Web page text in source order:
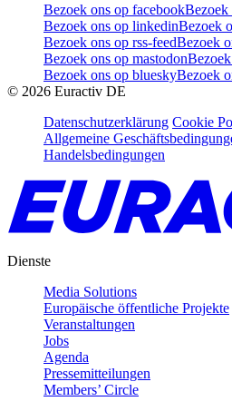
Bezoek ons op facebookBezoek
Bezoek ons op linkedinBezoek
Bezoek ons op rss-feedBezoek
Bezoek ons op mastodon
Bezoek ons op blueskyBezoek
© 2026 Euractiv DE
Datenschutzerklärung Cookie
Allgemeine
Handelsbedingungen
Dienste
Media Solutions
Europäische öffentliche Projekte
Veranstaltungen
Jobs
Agenda
Pressemitteilungen
Members’ Circle